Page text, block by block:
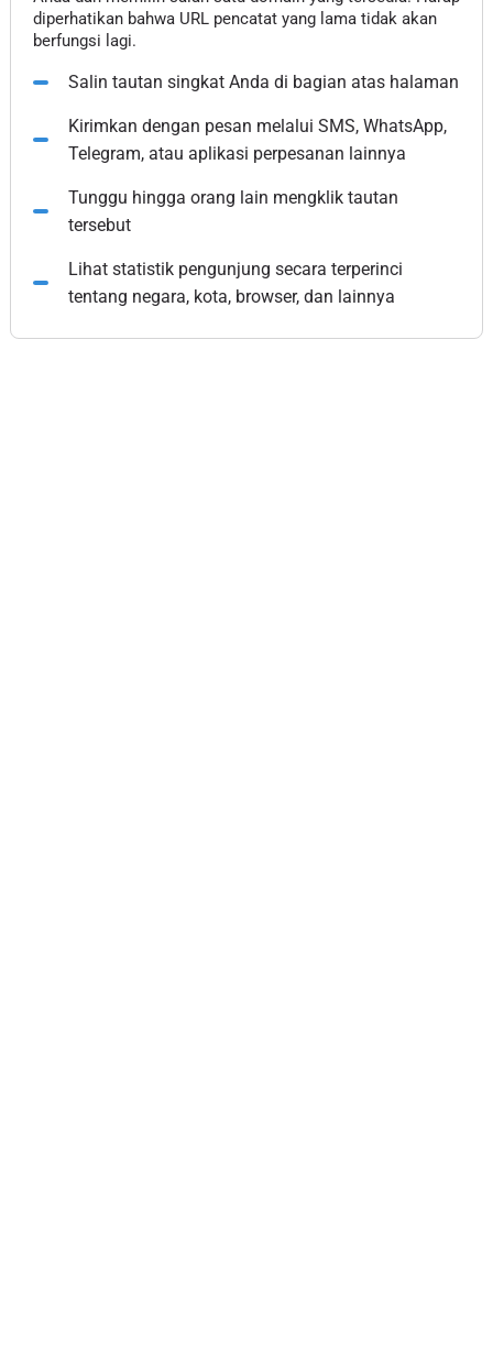
diperhatikan bahwa URL pencatat yang lama tidak akan
berfungsi lagi.
Salin tautan singkat Anda di bagian atas halaman
Kirimkan dengan pesan melalui SMS, WhatsApp,
Telegram, atau aplikasi perpesanan lainnya
Tunggu hingga orang lain mengklik tautan
tersebut
Lihat statistik pengunjung secara terperinci
tentang negara, kota, browser, dan lainnya